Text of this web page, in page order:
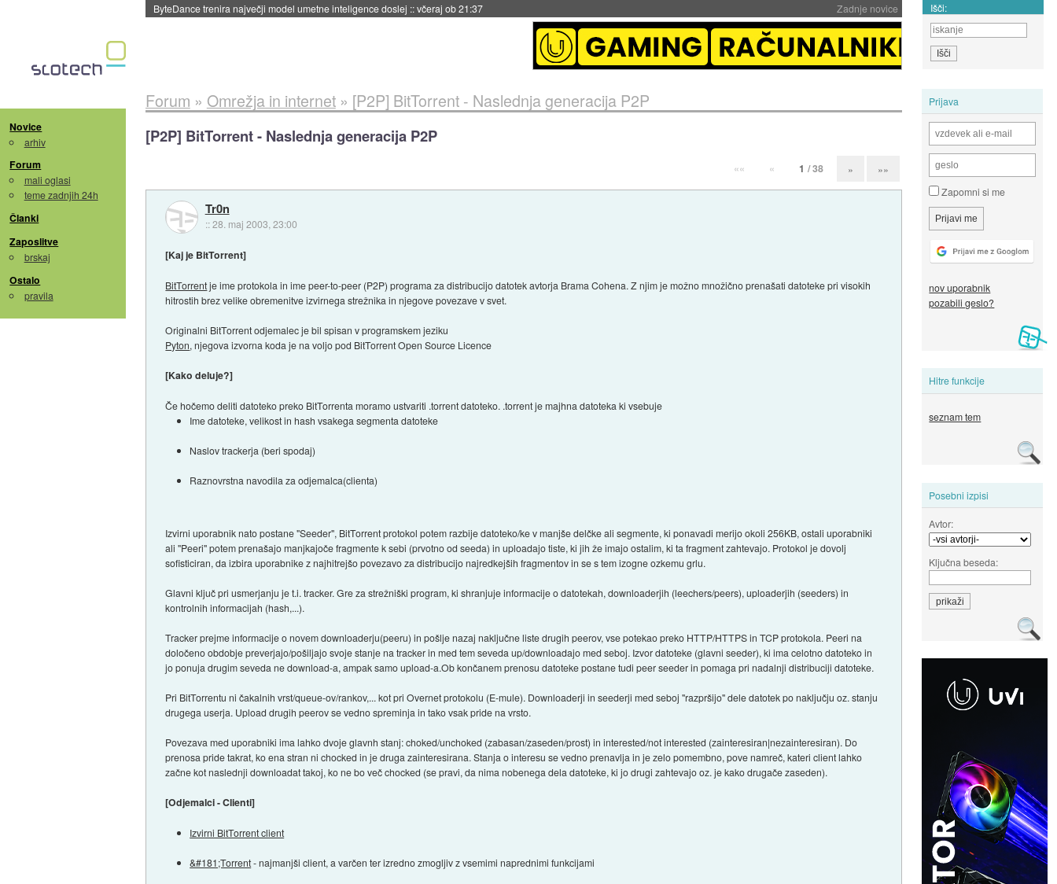
Zadnje novice
Spletne strani začele streči oglase za agente umetne inteligence::včeraj ob 21:23 Išči:
Novice
arhiv
Forum
mali oglasi
teme zadnjih 24h
Članki
Zaposlitve
brskaj
Ostalo
pravila
Prijava
Zapomni si me
nov uporabnik
pozabili geslo?
Hitre funkcije
seznam tem
Posebni izpisi
Avtor:
Ključna beseda:
Forum » Omrežja in internet» [P2P] BitTorrent - Naslednja generacija P2P
[P2P] BitTorrent - Naslednja generacija P2P
«« « 1 / 38 » »»
Tr0n
::28. maj 2003, 23:00
[Kaj je BitTorrent]
BitTorrentje ime protokola in ime peer-to-peer (P2P) programa za distribucijo datotek avtorja Brama Cohena. Z njim je možno množično prenašati datoteke pri visokih
hitrostih brez velike obremenitve izvirnega strežnika in njegove povezave v svet.
Originalni BitTorrent odjemalec je bil spisan v programskem jeziku
Pyton, njegova izvorna koda je na voljo pod BitTorrent Open Source Licence
[Kako deluje?]
Če hočemo deliti datoteko preko BitTorrenta moramo ustvariti .torrent datoteko. .torrent je majhna datoteka ki vsebuje
Ime datoteke, velikost in hash vsakega segmenta datoteke
Naslov trackerja (beri spodaj)
Raznovrstna navodila za odjemalca(clienta)
Izvirni uporabnik nato postane "Seeder", BitTorrent protokol potem razbije datoteko/ke v manjše delčke ali segmente, ki ponavadi merijo okoli 256KB, ostali uporabniki
ali "Peeri" potem prenašajo manjkajoče fragmente k sebi (prvotno od seeda) in uploadajo tiste, ki jih že imajo ostalim, ki ta fragment zahtevajo. Protokol je dovolj
sofisticiran, da izbira uporabnike z najhitrejšo povezavo za distribucijo najredkejših fragmentov in se s tem izogne ozkemu grlu.
Glavni ključ pri usmerjanju je t.i. tracker. Gre za strežniški program, ki shranjuje informacije o datotekah, downloaderjih (leechers/peers), uploaderjih (seeders) in
kontrolnih informacijah (hash,...).
Tracker prejme informacije o novem downloaderju(peeru) in pošlje nazaj naključne liste drugih peerov, vse potekao preko HTTP/HTTPS in TCP protokola. Peeri na
določeno obdobje preverjajo/pošiljajo svoje stanje na tracker in med tem seveda up/downloadajo med seboj. Izvor datoteke (glavni seeder), ki ima celotno datoteko in
jo ponuja drugim seveda ne download-a, ampak samo upload-a.Ob končanem prenosu datoteke postane tudi peer seeder in pomaga pri nadalnji distribuciji datoteke.
Pri BitTorrentu ni čakalnih vrst/queue-ov/rankov,... kot pri Overnet protokolu (E-mule). Downloaderji in seederji med seboj "razpršijo" dele datotek po naključju oz. stanju
drugega userja. Upload drugih peerov se vedno spreminja in tako vsak pride na vrsto.
Povezava med uporabniki ima lahko dvoje glavnh stanj: choked/unchoked (zabasan/zaseden/prost) in interested/not interested (zainteresiran|nezainteresiran). Do
prenosa pride takrat, ko ena stran ni chocked in je druga zainteresirana. Stanja o interesu se vedno prenavlja in je zelo pomembno, pove namreč, kateri client lahko
začne kot naslednji downloadat takoj, ko ne bo več chocked (se pravi, da nima nobenega dela datoteke, ki jo drugi zahtevajo oz. je kako drugače zaseden).
[Odjemalci - Clienti]
Izvirni BitTorrent client
&#181;Torrent- najmanjši client, a varčen ter izredno zmogljiv z vsemimi naprednimi funkcijami